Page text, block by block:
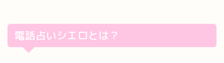
電話占いシエロとは？